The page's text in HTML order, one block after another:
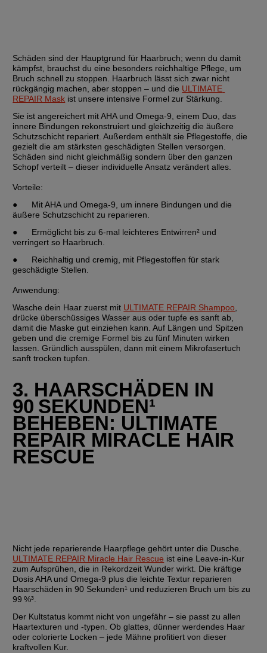
Schäden sind der Hauptgrund für Haarbruch; wenn du damit
kämpfst, brauchst du eine besonders reichhaltige Pflege, um
Bruch schnell zu stoppen. Haarbruch lässt sich zwar nicht
rückgängig machen, aber stoppen – und die ULTIMATE
REPAIR Mask ist unsere intensive Formel zur Stärkung.
Sie ist angereichert mit AHA und Omega‑9, einem Duo, das
innere Bindungen rekonstruiert und gleichzeitig die äußere
Schutzschicht repariert. Außerdem enthält sie Pflegestoffe, die
gezielt die am stärksten geschädigten Stellen versorgen.
Schäden sind nicht gleichmäßig sondern über den ganzen
Schopf verteilt – dieser individuelle Ansatz verändert alles.
Vorteile:
●	Mit AHA und Omega‑9, um innere Bindungen und die
äußere Schutzschicht zu reparieren.
●	Ermöglicht bis zu 6-mal leichteres Entwirren² und
verringert so Haarbruch.
●	Reichhaltig und cremig, mit Pflegestoffen für stark
geschädigte Stellen.
Anwendung:
Wasche dein Haar zuerst mit ULTIMATE REPAIR Shampoo,
drücke überschüssiges Wasser aus oder tupfe es sanft ab,
damit die Maske gut einziehen kann. Auf Längen und Spitzen
geben und die cremige Formel bis zu fünf Minuten wirken
lassen. Gründlich ausspülen, dann mit einem Mikrofasertuch
sanft trocken tupfen.
3. HAARSCHÄDEN IN
90 SEKUNDEN¹
BEHEBEN: ULTIMATE
REPAIR MIRACLE HAIR
RESCUE
ULTIMATE REPAIR Miracle Hair Rescue ist eine Leave-in-Kur
zum Aufsprühen, die in Rekordzeit Wunder wirkt. Die kräftige
Dosis AHA und Omega‑9 plus die leichte Textur reparieren
Haarschäden in 90 Sekunden¹ und reduzieren Bruch um bis zu
99 %³.
Der Kultstatus kommt nicht von ungefähr – sie passt zu allen
Haartexturen und -typen. Ob glattes, dünner werdendes Haar
oder colorierte Locken – jede Mähne profitiert von dieser
kraftvollen Kur.